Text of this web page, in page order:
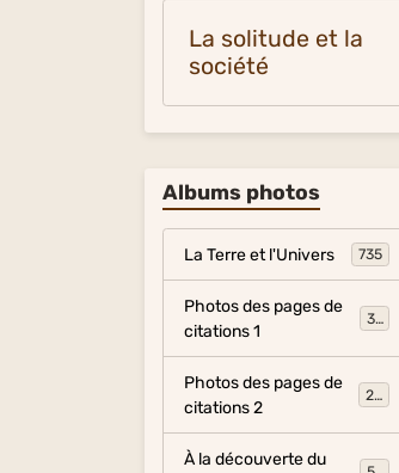
La solitude et la
société
Albums photos
La Terre et l'Univers 735
Photos des pages de
citations 1
317
Photos des pages de
citations 2
281
À la découverte du